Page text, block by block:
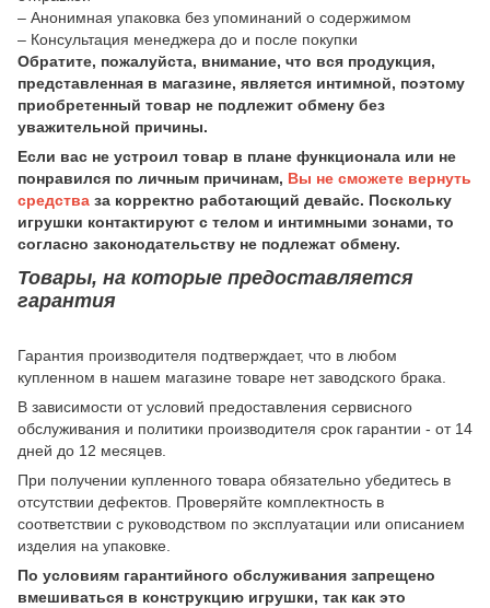
– Анонимная упаковка без упоминаний о содержимом
– Консультация менеджера до и после покупки
Обратите, пожалуйста, внимание, что вся продукция,
представленная в магазине, является интимной, поэтому
приобретенный товар не подлежит обмену без
уважительной причины.
Если вас не устроил товар в плане функционала или не
понравился по личным причинам, Вы не сможете вернуть
средства за корректно работающий девайс. Поскольку
игрушки контактируют с телом и интимными зонами, то
согласно законодательству не подлежат обмену.
Товары, на которые предоставляется
гарантия
Гарантия производителя подтверждает, что в любом
купленном в нашем магазине товаре нет заводского брака.
В зависимости от условий предоставления сервисного
обслуживания и политики производителя срок гарантии - от 14
дней до 12 месяцев.
При получении купленного товара обязательно убедитесь в
отсутствии дефектов. Проверяйте комплектность в
соответствии с руководством по эксплуатации или описанием
изделия на упаковке.
По условиям гарантийного обслуживания запрещено
вмешиваться в конструкцию игрушки, так как это